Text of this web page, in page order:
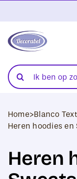
naar
inhoud
Folies
Transferpersen
Blanco Textiel
Zoeken
naar:
Home>Blanco
Heren hoodies en
Heren